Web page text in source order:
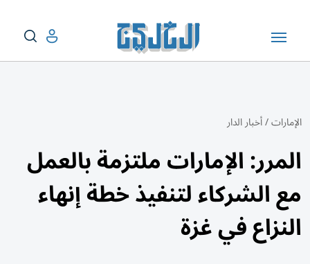
الإمارات/أخبار الدار
المرر: الإمارات ملتزمة بالعمل
مع الشركاء لتنفيذ خطة إنهاء
النزاع في غزة